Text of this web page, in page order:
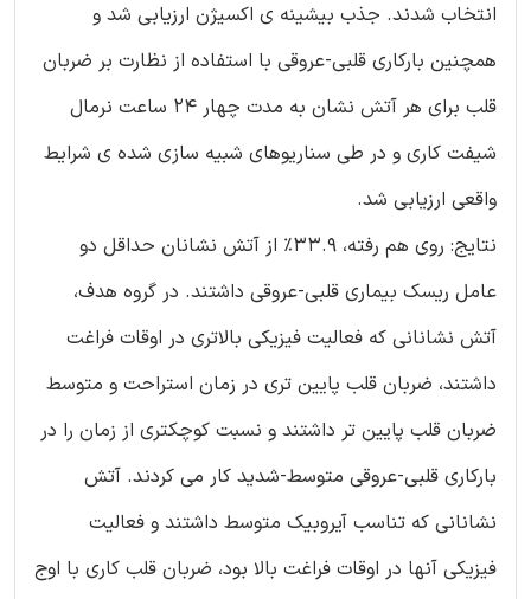
انتخاب شدند. جذب بیشینه ی اکسیژن ارزیابی شد و
همچنین بارکاری قلبی-عروقی با استفاده از نظارت بر ضربان
قلب برای هر آتش نشان به مدت چهار 24 ساعت نرمال
شیفت کاری و در طی سناریوهای شبیه سازی شده ی شرایط
واقعی ارزیابی شد.
نتایج: روی هم رفته، 33.9% از آتش نشانان حداقل دو
عامل ریسک بیماری قلبی-عروقی داشتند. در گروه هدف،
آتش نشانانی که فعالیت فیزیکی بالاتری در اوقات فراغت
داشتند، ضربان قلب پایین تری در زمان استراحت و متوسط
ضربان قلب پایین تر داشتند و نسبت کوچکتری از زمان را در
بارکاری قلبی-عروقی متوسط-شدید کار می کردند. آتش
نشانانی که تناسب آیروبیک متوسط داشتند و فعالیت
فیزیکی آنها در اوقات فراغت بالا بود، ضربان قلب کاری با اوج